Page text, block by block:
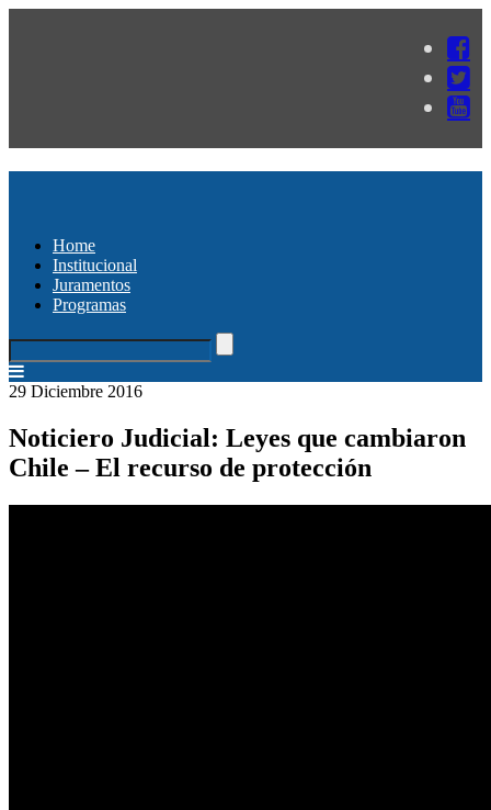
Home
Institucional
Juramentos
Programas
29 Diciembre 2016
Noticiero Judicial: Leyes que cambiaron
Chile – El recurso de protección